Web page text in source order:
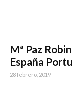
Mª Paz
España
28 febrero, 2019